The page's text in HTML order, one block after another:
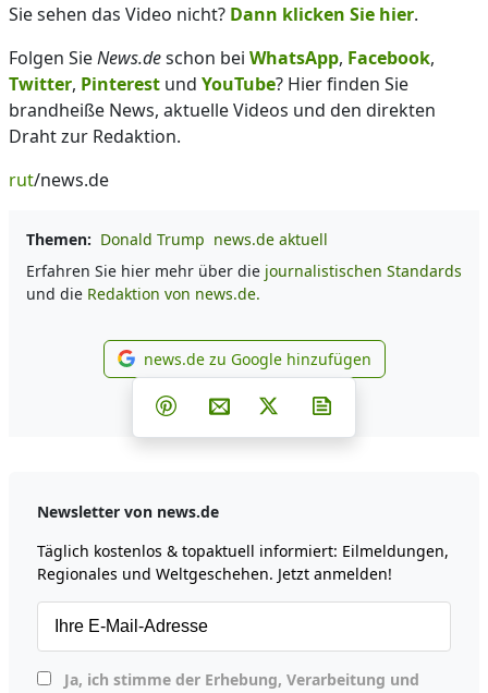
Sie sehen das Video nicht? Dann klicken Sie hier.
Folgen SieNews.deschon bei WhatsApp, Facebook,
Twitter, Pinterest und YouTube? Hier finden Sie
brandheiße News, aktuelle Videos und den direkten
Draht zur Redaktion.
rut/news.de
Themen: Donald Trump news.de aktuell
Erfahren Sie hier mehr über die journalistischen Standards
und die Redaktion von news.de.
news.de zu Google
news.de zu Google hinzufügen
Teilen auf Facebook
Teilen auf Whatsapp
Teilen auf Telegram
Teilen auf Pinterest
Per E-Mail teilen
Post auf X
Newsletter von news.de
Täglich kostenlos & topaktuell informiert: Eilmeldungen,
Regionales und Weltgeschehen. Jetzt anmelden!